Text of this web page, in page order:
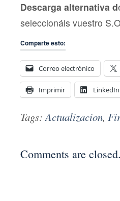
Descarga alternativa d
seleccionáis vuestro
Comparte esto:
Correo electrónico
Imprimir LinkedIn
Tags:Actualizacion,
Comments are closed.